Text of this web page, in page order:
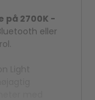
på 2700K -
eller